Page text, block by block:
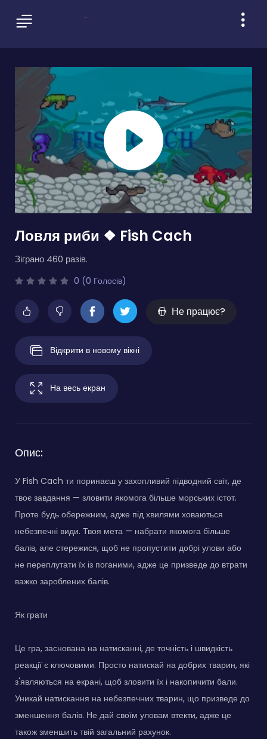
Ловля риби ❖ Fish Cach
Зіграно 460 разів.
0 (0 Голосів)
Не працює?
Відкрити в новому вікні
На весь екран
Опис:
У Fish Cach ти поринаєш у захопливий підводний світ, де
твоє завдання — зловити якомога більше морських істот.
Проте будь обережним, адже під хвилями ховаються
небезпечні види. Твоя мета — набрати якомога більше
балів, але стережися, щоб не пропустити добрі улови або
не переплутати їх із поганими, адже це призведе до втрати
важко зароблених балів.
Як грати
Це гра, заснована на натисканні, де точність і швидкість
реакції є ключовими. Просто натискай на добрих тварин, які
з'являються на екрані, щоб зловити їх і накопичити бали.
Уникай натискання на небезпечних тварин, що призведе до
зменшення балів. Не дай своїм уловам втекти, адже це
також зменшить твій загальний рахунок.